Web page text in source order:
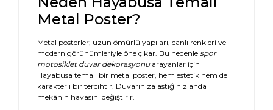
Metal Poster?
Metal posterler; uzun ömürlü yapıları, canlı renkleri ve
modern görünümleriyle öne çıkar. Bu nedenle spor
motosiklet duvar dekorasyonuarayanlar için
Hayabusa temalı bir metal poster, hem estetik hem de
karakterli bir tercihtir. Duvarınıza astığınız anda
mekânın havasını değiştirir.